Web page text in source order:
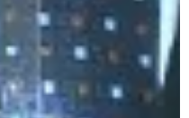
della Repubblica.
questa è la tesi che aveva
La Malfa in un articolo